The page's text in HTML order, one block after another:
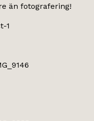
än fotografering!